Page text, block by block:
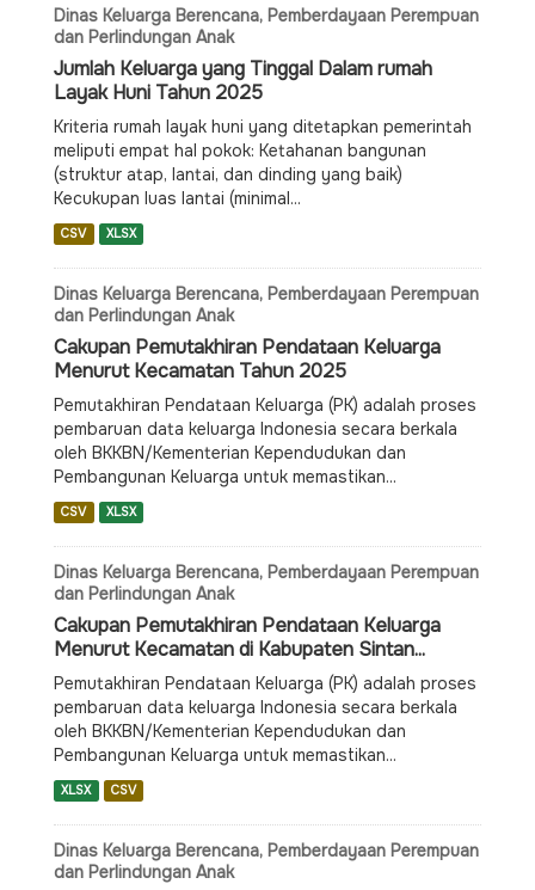
Dinas Keluarga Berencana, Pemberdayaan Perempuan
dan Perlindungan Anak
Jumlah Keluarga yang Tinggal Dalam rumah
Layak Huni Tahun 2025
Kriteria rumah layak huni yang ditetapkan pemerintah
meliputi empat hal pokok: Ketahanan bangunan
(struktur atap, lantai, dan dinding yang baik)
Kecukupan luas lantai (minimal...
CSV XLSX
Dinas Keluarga Berencana, Pemberdayaan Perempuan
dan Perlindungan Anak
Cakupan Pemutakhiran Pendataan Keluarga
Menurut Kecamatan Tahun 2025
Pemutakhiran Pendataan Keluarga (PK) adalah proses
pembaruan data keluarga Indonesia secara berkala
oleh BKKBN/Kementerian Kependudukan dan
Pembangunan Keluarga untuk memastikan...
CSV XLSX
Dinas Keluarga Berencana, Pemberdayaan Perempuan
dan Perlindungan Anak
Cakupan Pemutakhiran Pendataan Keluarga
Menurut Kecamatan di Kabupaten Sintan...
Pemutakhiran Pendataan Keluarga (PK) adalah proses
pembaruan data keluarga Indonesia secara berkala
oleh BKKBN/Kementerian Kependudukan dan
Pembangunan Keluarga untuk memastikan...
XLSX CSV
Dinas Keluarga Berencana, Pemberdayaan Perempuan
dan Perlindungan Anak